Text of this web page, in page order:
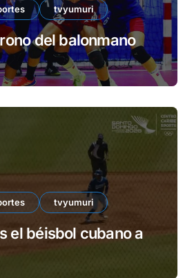
tvyumuri
tvyumuri
el béisbol cubano a